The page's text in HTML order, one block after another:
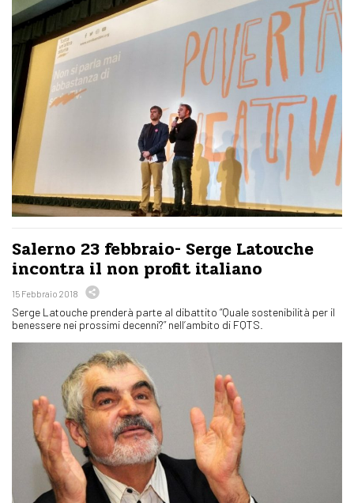
Salerno 23 febbraio- Serge Latouche
incontra il non profit italiano
15 Febbraio 2018
Serge Latouche prenderà parte al dibattito “Quale sostenibilità per il
benessere nei prossimi decenni?” nell’ambito di FQTS.